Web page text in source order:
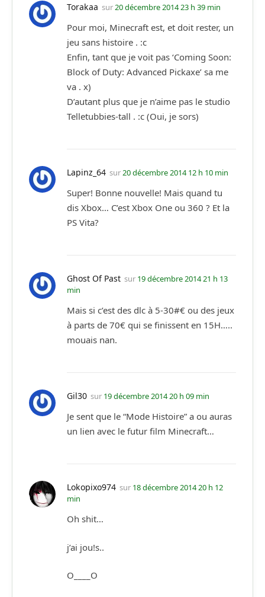
Torakaa sur20 décembre 2014 23 h 39 min
Pour moi, Minecraft est, et doit rester, un
jeu sans histoire . :c
Enfin, tant que je voit pas ‘Coming Soon:
Block of Duty: Advanced Pickaxe’ sa me
va . x)
D’autant plus que je n’aime pas le studio
Telletubbies-tall . :c (Oui, je sors)
Lapinz_64 sur20 décembre 2014 12 h 10 min
Super! Bonne nouvelle! Mais quand tu
dis Xbox… C’est Xbox One ou 360 ? Et la
PS Vita?
Ghost Of Past sur 19 décembre 2014 21 h 13
min
Mais si c’est des dlc à 5-30#€ ou des jeux
à parts de 70€ qui se finissent en 15H…..
mouais nan.
Gil30 sur 19 décembre 2014 20 h 09 min
Je sent que le “Mode Histoire” a ou auras
un lien avec le futur film Minecraft…
Lokopixo974 sur 18 décembre 2014 20 h 12
min
Oh shit…
j’ai jou!s..
O____O